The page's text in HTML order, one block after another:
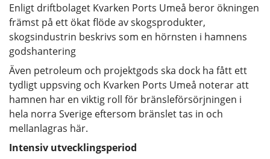
Enligt driftbolaget Kvarken Ports Umeå beror ökningen
främst på ett ökat flöde av skogsprodukter,
skogsindustrin beskrivs som en hörnsten i hamnens
godshantering
Även petroleum och projektgods ska dock ha fått ett
tydligt uppsving och Kvarken Ports Umeå noterar att
hamnen har en viktig roll för bränsleförsörjningen i
hela norra Sverige eftersom bränslet tas in och
mellanlagras här.
Intensiv utvecklingsperiod